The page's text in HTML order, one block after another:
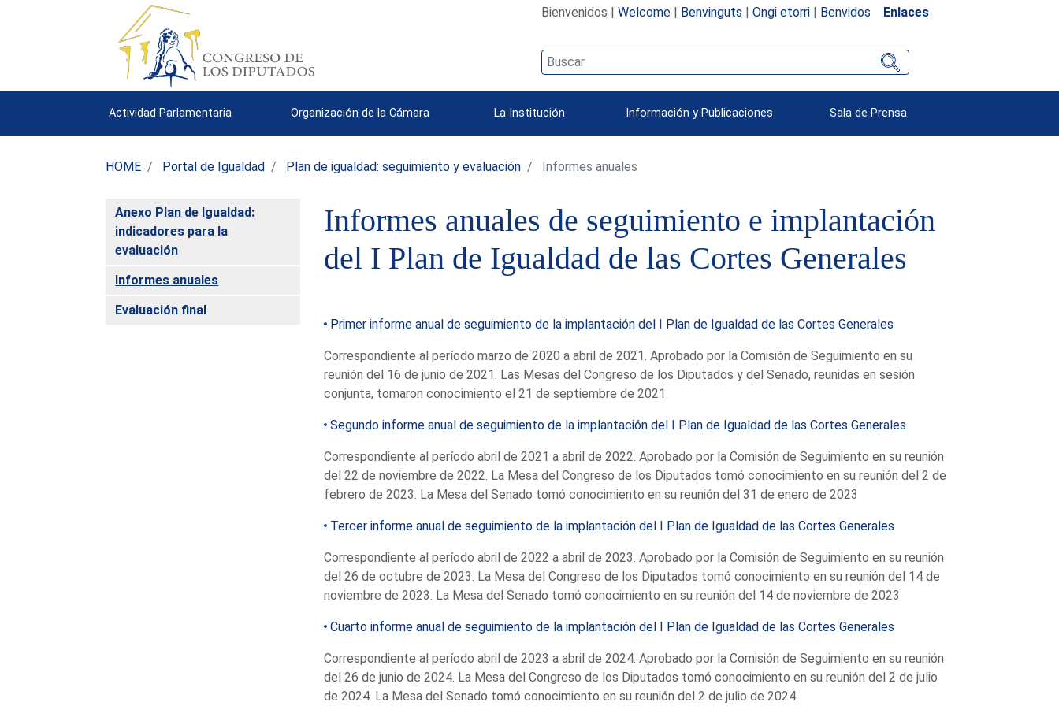
Bienvenidos | Welcome| Benvinguts | Ongi etorri| Benvidos Enlaces
Actividad Parlamentaria Organización de la Cámara La Institución Información y Publicaciones Sala de Prensa
HOME Portal de Igualdad Plan de igualdad: seguimiento y evaluación Informes anuales
Anexo Plan de Igualdad:
indicadores para la
evaluación
Informes anuales
Evaluación final
Informes anuales de seguimiento e implantación
del I Plan de Igualdad de las Cortes Generales
Primer informe anual de seguimiento de la implantación del I Plan de Igualdad de las Cortes Generales
Correspondiente al período marzo de 2020 a abril de 2021. Aprobado por la Comisión de Seguimiento en su
reunión del 16 de junio de 2021. Las Mesas del Congreso de los Diputados y del Senado, reunidas en sesión
conjunta, tomaron conocimiento el 21 de septiembre de 2021
Segundo informe anual de seguimiento de la implantación del I Plan de Igualdad de las Cortes Generales
Correspondiente al período abril de 2021 a abril de 2022. Aprobado por la Comisión de Seguimiento en su reunión
del 22 de noviembre de 2022. La Mesa del Congreso de los Diputados tomó conocimiento en su reunión del 2 de
febrero de 2023. La Mesa del Senado tomó conocimiento en su reunión del 31 de enero de 2023
Tercer informe anual de seguimiento de la implantación del I Plan de Igualdad de las Cortes Generales
Correspondiente al período abril de 2022 a abril de 2023. Aprobado por la Comisión de Seguimiento en su reunión
del 26 de octubre de 2023. La Mesa del Congreso de los Diputados tomó conocimiento en su reunión del 14 de
noviembre de 2023. La Mesa del Senado tomó conocimiento en su reunión del 14 de noviembre de 2023
Cuarto informe anual de seguimiento de la implantación del I Plan de Igualdad de las Cortes Generales
Correspondiente al período abril de 2023 a abril de 2024. Aprobado por la Comisión de Seguimiento en su reunión
del 26 de junio de 2024. La Mesa del Congreso de los Diputados tomó conocimiento en su reunión del 2 de julio
de 2024. La Mesa del Senado tomó conocimiento en su reunión del 2 de julio de 2024